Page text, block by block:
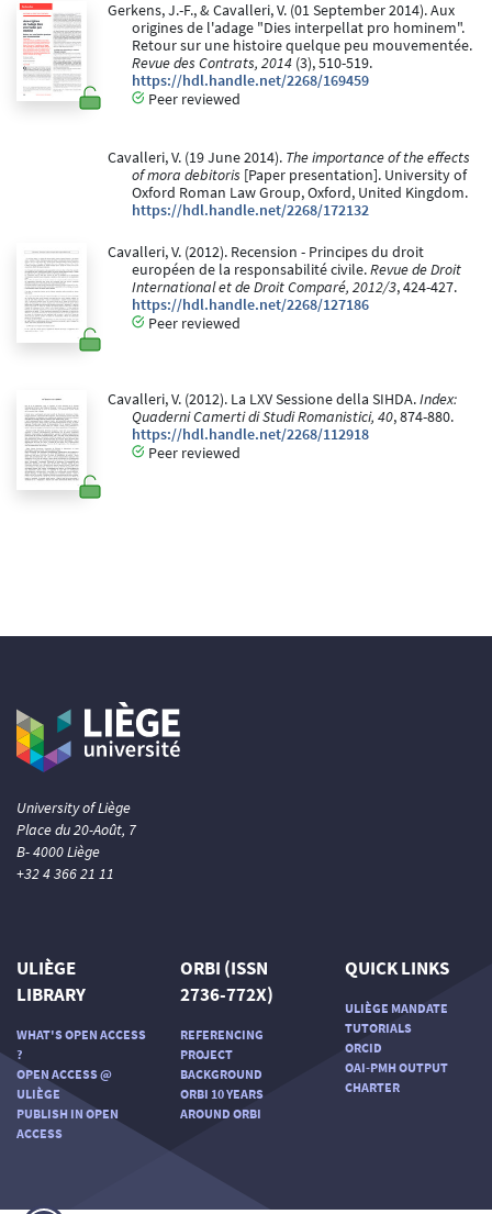
Gerkens, J.-F., & Cavalleri, V. (01 September 2014). Aux
origines de l'adage "Dies interpellat pro hominem".
Retour sur une histoire quelque peu mouvementée.
Revue des Contrats, 2014 (3), 510-519.
https://hdl.handle.net/2268/169459
Peer reviewed
Cavalleri, V. (19 June 2014). The importance of the effects
of mora debitoris [Paper presentation]. University of
Oxford Roman Law Group, Oxford, United Kingdom.
https://hdl.handle.net/2268/172132
Cavalleri, V. (2012). Recension - Principes du droit
européen de la responsabilité civile.Revue de Droit
International et de Droit Comparé, 2012/3, 424-427.
https://hdl.handle.net/2268/127186
Peer reviewed
Cavalleri, V. (2012). La LXV Sessione della SIHDA.Index:
Quaderni Camerti di Studi Romanistici, 40, 874-880.
https://hdl.handle.net/2268/112918
Peer reviewed
University of Liège
Place du 20-Août, 7
B- 4000 Liège
+32 4 366 21 11
ULIÈGE
LIBRARY
WHAT'S OPEN ACCESS
?
OPEN ACCESS @
ULIÈGE
PUBLISH IN OPEN
ACCESS
ORBI (ISSN
2736-772X)
REFERENCING
PROJECT
BACKGROUND
ORBI 10 YEARS
AROUND ORBI
QUICK LINKS
ULIÈGE MANDATE
TUTORIALS
ORCID
OAI-PMH OUTPUT
CHARTER